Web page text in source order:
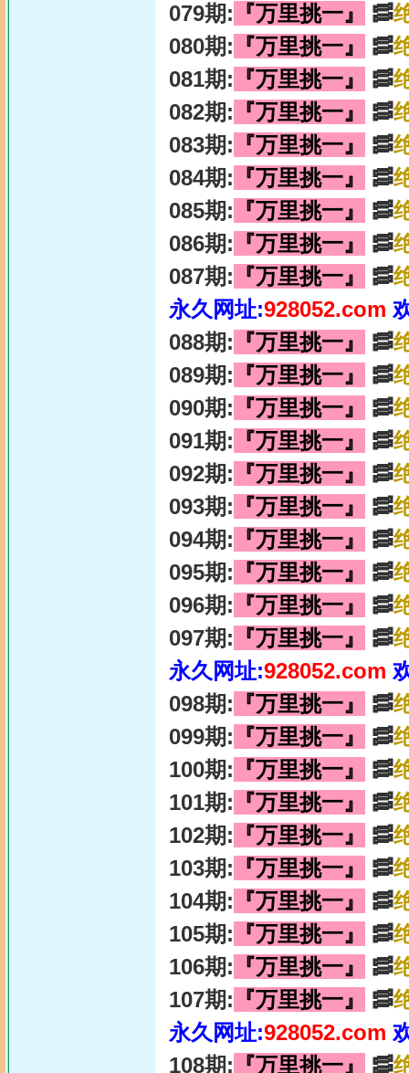
079期: 『万里挑一』 🥓
080期: 『万里挑一』 🥓
081期: 『万里挑一』 🥓
082期: 『万里挑一』 🥓
083期: 『万里挑一』 🥓
084期: 『万里挑一』 🥓
085期: 『万里挑一』 🥓
086期: 『万里挑一』 🥓
087期: 『万里挑一』 🥓
永久网址:928052.com
088期: 『万里挑一』 🥓
089期: 『万里挑一』 🥓
090期: 『万里挑一』 🥓
091期: 『万里挑一』 🥓
092期: 『万里挑一』 🥓
093期: 『万里挑一』 🥓
094期: 『万里挑一』 🥓
095期: 『万里挑一』 🥓
096期: 『万里挑一』 🥓
097期: 『万里挑一』 🥓
永久网址:928052.com
098期: 『万里挑一』 🥓
099期: 『万里挑一』 🥓
100期: 『万里挑一』 🥓
101期: 『万里挑一』 🥓
102期: 『万里挑一』 🥓
103期: 『万里挑一』 🥓
104期: 『万里挑一』 🥓
105期: 『万里挑一』 🥓
106期: 『万里挑一』 🥓
107期: 『万里挑一』 🥓
永久网址:928052.com
108期: 『万里挑一』 🥓